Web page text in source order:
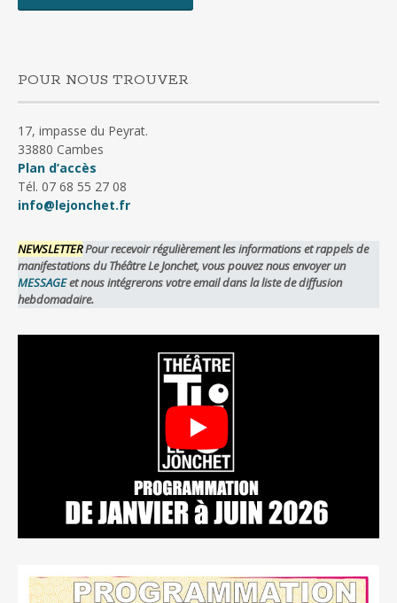
POUR NOUS TROUVER
17, impasse du Peyrat.
33880 Cambes
Plan d’accès
Tél. 07 68 55 27 08
info@lejonchet.fr
NEWSLETTERPour recevoir régulièrement les informations et rappels de
manifestations du Théâtre Le Jonchet, vous pouvez nous envoyer un
MESSAGEet nous intégrerons votre email dans la liste de diffusion
hebdomadaire.